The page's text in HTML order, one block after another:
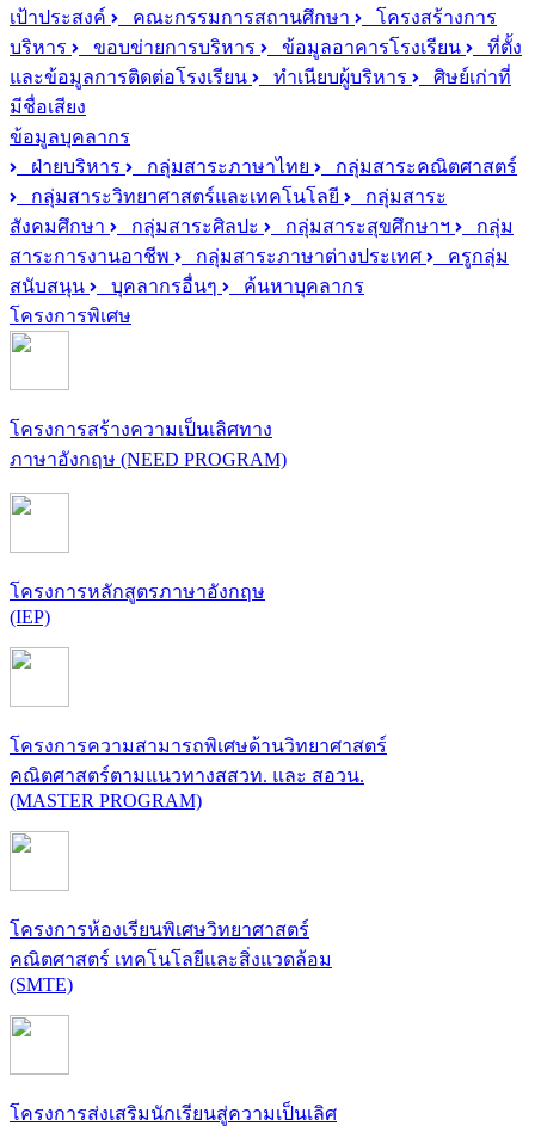
เป้าประสงค์
คณะกรรมการสถานศึกษา
โครงสร้างการ
บริหาร
ขอบข่ายการบริหาร ข้อมูลอาคารโรงเรียน
ที่ตั้ง
และข้อมูลการติดต่อโรงเรียน
ทำเนียบผู้บริหาร
ศิษย์เก่าที่
มีชื่อเสียง
ข้อมูลบุคลากร
ฝ่ายบริหาร
กลุ่มสาระภาษาไทย
กลุ่มสาระคณิตศาสตร์
กลุ่มสาระวิทยาศาสตร์และเทคโนโลยี
กลุ่มสาระ
สังคมศึกษา
กลุ่มสาระศิลปะ กลุ่มสาระสุขศึกษาฯ
กลุ่ม
สาระการงานอาชีพ
กลุ่มสาระภาษาต่างประเทศ
ครูกลุ่ม
สนับสนุน
บุคลากรอื่นๆ
ค้นหาบุคลากร
โครงการพิเศษ
โครงการสร้างความเป็นเลิศทาง
ภาษาอังกฤษ (NEED PROGRAM)
โครงการหลักสูตรภาษาอังกฤษ
(IEP)
โครงการความสามารถพิเศษด้านวิทยาศาสตร์
คณิตศาสตร์ตามแนวทางสสวท. และ สอวน.
(MASTER PROGRAM)
โครงการห้องเรียนพิเศษวิทยาศาสตร์
คณิตศาสตร์ เทคโนโลยีและสิ่งแวดล้อม
(SMTE)
โครงการส่งเสริมนักเรียนสู่ความเป็นเลิศ